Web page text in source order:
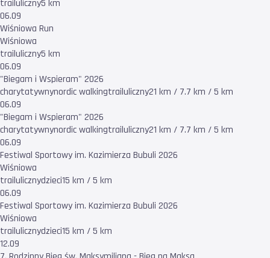
trailuliczny5 km
06.09
Wiśniowa Run
Wiśniowa
trailuliczny5 km
06.09
"Biegam i Wspieram" 2026
charytatywnynordic walkingtrailuliczny21 km / 7.7 km / 5 km
06.09
"Biegam i Wspieram" 2026
charytatywnynordic walkingtrailuliczny21 km / 7.7 km / 5 km
06.09
Festiwal Sportowy im. Kazimierza Bubuli 2026
Wiśniowa
trailulicznydzieci15 km / 5 km
06.09
Festiwal Sportowy im. Kazimierza Bubuli 2026
Wiśniowa
trailulicznydzieci15 km / 5 km
12.09